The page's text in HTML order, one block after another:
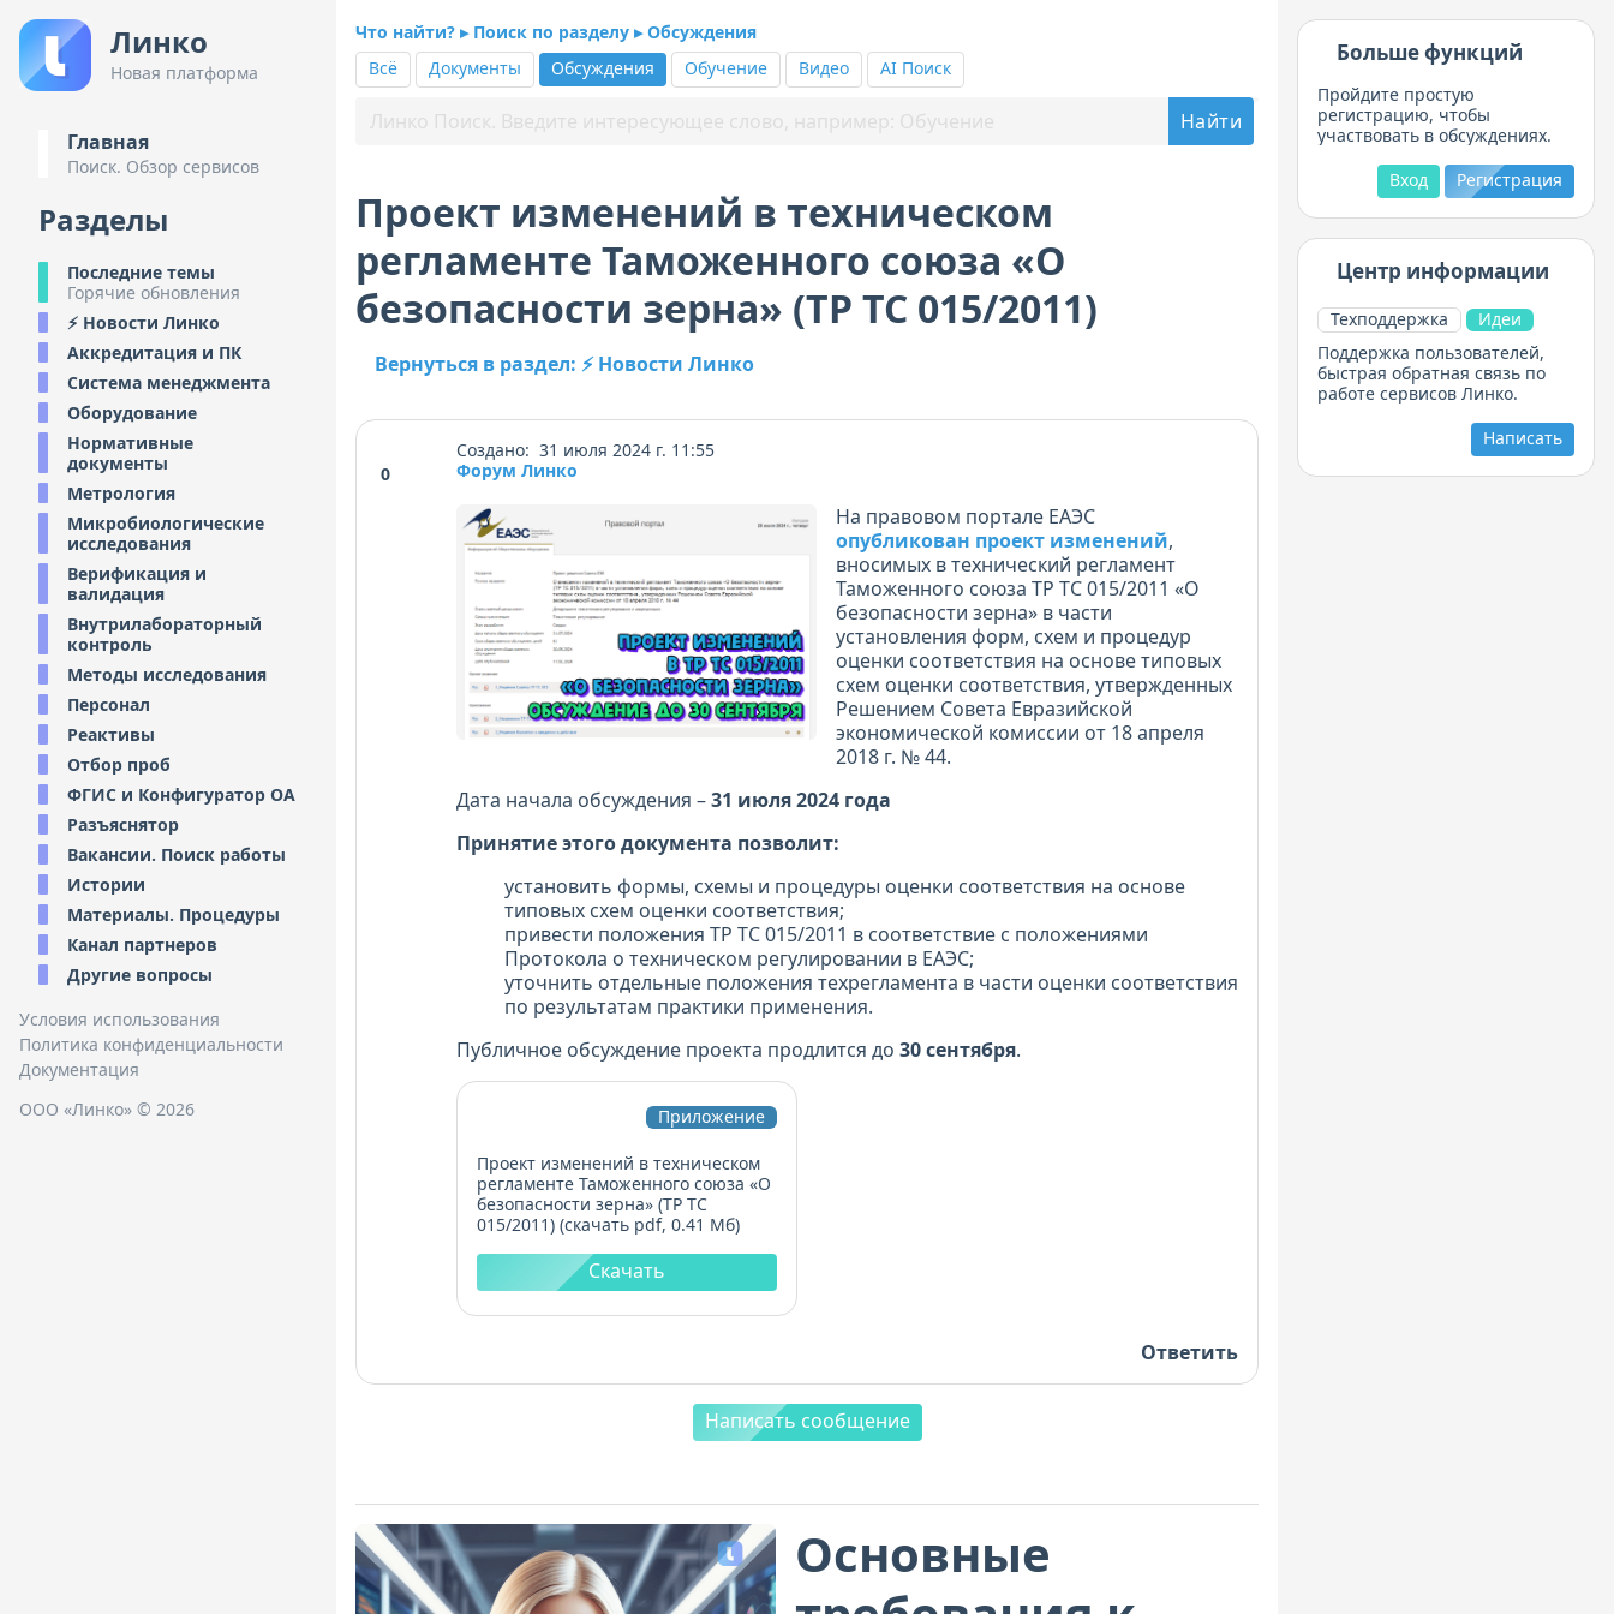
Линко
Новая платформа
Главная
Поиск. Обзор сервисов
Разделы
Последние темы
Горячие обновления
⚡ Новости Линко
Аккредитация и ПК
Система менеджмента
Оборудование
Нормативные
документы
Метрология
Микробиологические
исследования
Верификация и
валидация
Внутрилабораторный
контроль
Методы исследования
Персонал
Реактивы
Отбор проб
ФГИС и Конфигуратор ОА
Разъяснятор
Вакансии. Поиск работы
Истории
Материалы. Процедуры
Канал партнеров
Другие вопросы
Условия использования
Политика конфиденциальности
Документация
ООО «Линко» © 2026
Что найти? ▸ Поиск по разделу ▸ Обсуждения
Всё
Документы Обсуждения Обучение Видео AI Поиск
Проект изменений в техническом
регламенте Таможенного союза «О
безопасности зерна» (ТР ТС 015/2011)
Вернуться в раздел: ⚡ Новости Линко
0
Создано: 31 июля 2024 г. 11:55
Форум Линко
На правовом портале ЕАЭС
опубликован проект изменений,
вносимых в технический регламент
Таможенного союза ТР ТС 015/2011 «О
безопасности зерна» в части
установления форм, схем и процедур
оценки соответствия на основе типовых
схем оценки соответствия, утвержденных
Решением Совета Евразийской
экономической комиссии от 18 апреля
2018 г. № 44.
Дата начала обсуждения –31 июля 2024 года
Принятие этого документа позволит:
установить формы, схемы и процедуры оценки соответствия на основе
типовых схем оценки соответствия;
привести положения ТР ТС 015/2011 в соответствие с положениями
Протокола о техническом регулировании в ЕАЭС;
уточнить отдельные положения техрегламента в части оценки соответствия
по результатам практики применения.
Публичное обсуждение проекта продлится до 30 сентября.
Приложение
Проект изменений в техническом
регламенте Таможенного союза «О
безопасности зерна» (ТР ТС
015/2011) (скачать pdf, 0.41 Мб)
Скачать
Ответить
Написать сообщение
Основные
Больше функций
Пройдите простую
регистрацию, чтобы
участвовать в обсуждениях.
Регистрация
Вход
Центр информации
Техподдержка
Идеи
Поддержка пользователей,
быстрая обратная связь по
работе сервисов Линко.
Написать